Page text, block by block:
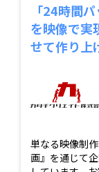
「24時間
を映像で実
せて作り上
単なる映像制
画』を通じて